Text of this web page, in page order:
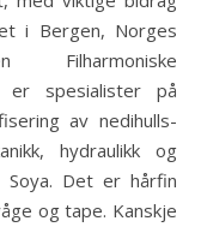
i Bergen, Norges
Filharmoniske
er spesialister på
av nedihulls-
hydraulikk og
Soya. Det er hårfin
og tape. Kanskje